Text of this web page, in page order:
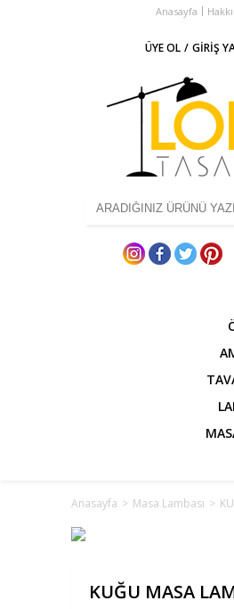
Anasayfa
ÜYE OL / GİRİŞ
Anasayfa > Masa Lambası >
KUĞU MASA